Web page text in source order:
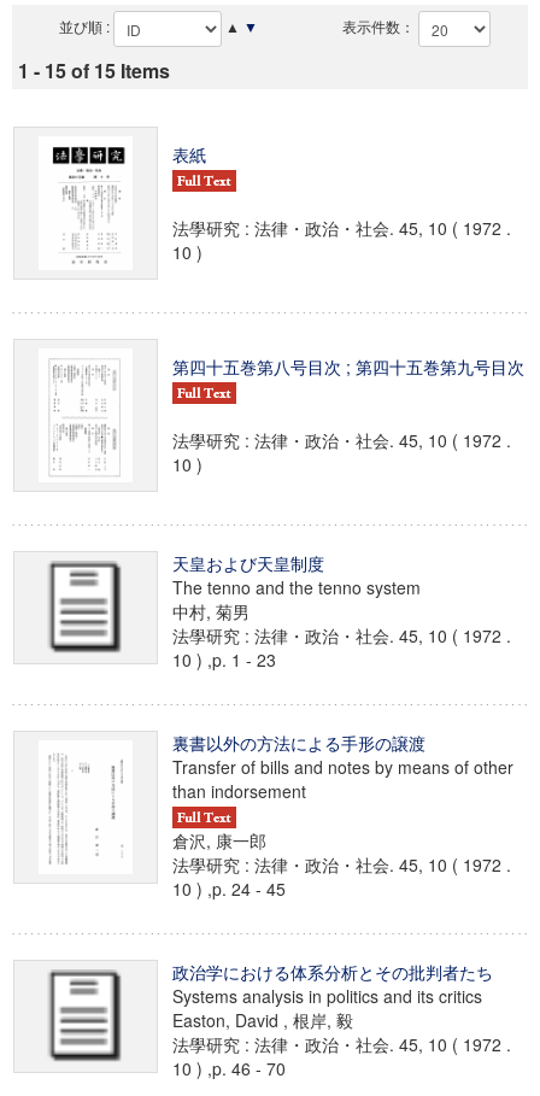
並び順 : ▲ ▼ 表示件数：
1 - 15 of 15 Items
表紙
法學研究 : 法律・政治・社会. 45, 10 ( 1972 .
10 )
第四十五巻第八号目次 ; 第四十五巻第九号目次
法學研究 : 法律・政治・社会. 45, 10 ( 1972 .
10 )
天皇および天皇制度
The tenno and the tenno system
中村, 菊男
法學研究 : 法律・政治・社会. 45, 10 ( 1972 .
10 ) ,p. 1 - 23
裏書以外の方法による手形の譲渡
Transfer of bills and notes by means of other
than indorsement
倉沢, 康一郎
法學研究 : 法律・政治・社会. 45, 10 ( 1972 .
10 ) ,p. 24 - 45
政治学における体系分析とその批判者たち
Systems analysis in politics and its critics
Easton, David , 根岸, 毅
法學研究 : 法律・政治・社会. 45, 10 ( 1972 .
10 ) ,p. 46 - 70